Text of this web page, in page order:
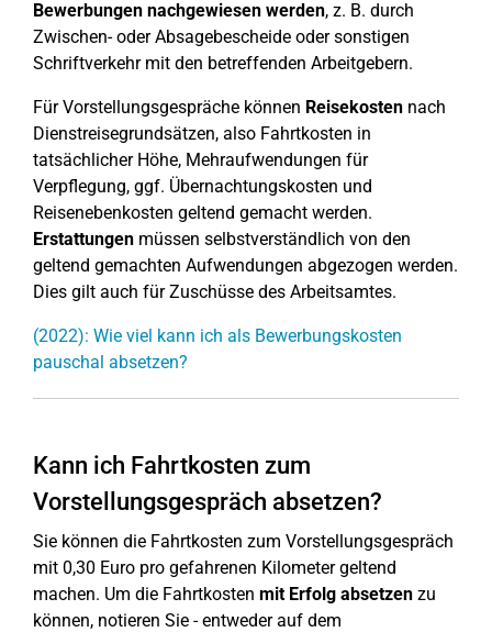
Bewerbungen nachgewiesen werden, z. B. durch
Zwischen- oder Absagebescheide oder sonstigen
Schriftverkehr mit den betreffenden Arbeitgebern.
Für Vorstellungsgespräche können Reisekosten nach
Dienstreisegrundsätzen, also Fahrtkosten in
tatsächlicher Höhe, Mehraufwendungen für
Verpflegung, ggf. Übernachtungskosten und
Reisenebenkosten geltend gemacht werden.
Erstattungen müssen selbstverständlich von den
geltend gemachten Aufwendungen abgezogen werden.
Dies gilt auch für Zuschüsse des Arbeitsamtes.
(2022): Wie viel kann ich als Bewerbungskosten
pauschal absetzen?
Kann ich Fahrtkosten zum
Vorstellungsgespräch absetzen?
Sie können die Fahrtkosten zum Vorstellungsgespräch
mit 0,30 Euro pro gefahrenen Kilometer geltend
machen. Um die Fahrtkosten mit Erfolg absetzen zu
können, notieren Sie - entweder auf dem